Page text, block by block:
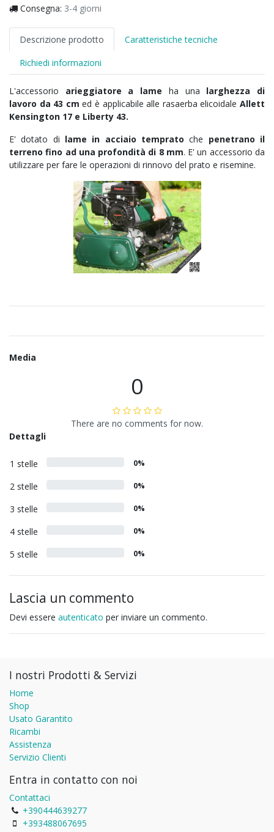
Consegna: 3-4 giorni
Descrizione prodotto
Caratteristiche tecniche
Richiedi informazioni
L'accessorio arieggiatore a lame ha una larghezza di
lavoro da 43 cm ed è applicabile alle rasaerba elicoidaleAllett
Kensington 17 e Liberty 43.
E' dotato di lame in acciaio temprato che penetrano il
terreno fino ad una profondità di 8 mm. E' un accessorio da
utilizzare per fare le operazioni di rinnovo del prato e risemine.
Media
0
There are no comments for now.
Dettagli
1 stelle 0%
2 stelle 0%
3 stelle 0%
4 stelle 0%
5 stelle 0%
Lascia un commento
Devi essere autenticato per inviare un commento.
I nostri Prodotti & Servizi
Home
Shop
Usato Garantito
Ricambi
Assistenza
Servizio Clienti
Entra in contatto con noi
Contattaci
+390444639277
+393488067695